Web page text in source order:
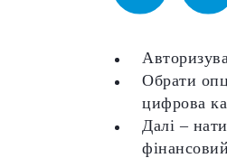
Обрати
цифрова
Далі –